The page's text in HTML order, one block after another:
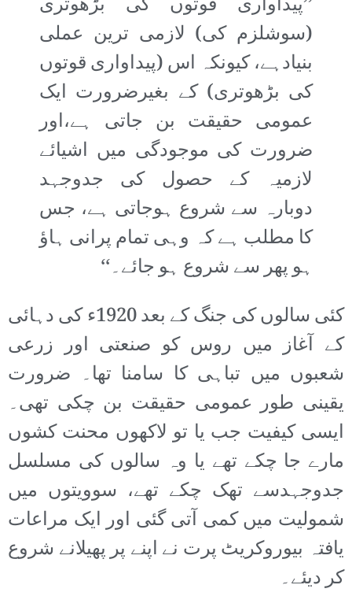
(سوشلزم کی) لازمی ترین عملی
بنیادہے، کیونکہ اس (پیداواری قوتوں
کی بڑھوتری) کے بغیرضرورت ایک
عمومی حقیقت بن جاتی ہے،اور
ضرورت کی موجودگی میں اشیائے
لازمیہ کے حصول کی جدوجہد
دوبارہ سے شروع ہوجاتی ہے، جس
کا مطلب ہے کہ وہی تمام پرانی ہاؤ
ہو پھر سے شروع ہو جائے۔‘‘
کئی سالوں کی جنگ کے بعد 1920ء کی دہائی
کے آغاز میں روس کو صنعتی اور زرعی
شعبوں میں تباہی کا سامنا تھا۔ ضرورت
یقینی طور عمومی حقیقت بن چکی تھی۔
ایسی کیفیت جب یا تو لاکھوں محنت کشوں
مارے جا چکے تھے یا وہ سالوں کی مسلسل
جدوجہدسے تھک چکے تھے، سوویتوں میں
شمولیت میں کمی آتی گئی اور ایک مراعات
یافتہ بیوروکریٹ پرت نے اپنے پر پھیلانے شروع
کر دیئے۔